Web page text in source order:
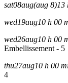
sat08aug(aug 8)13
wed19aug10 h 00
wed26aug10 h 00
Embellissement - 5
thu27aug10 h 00
4